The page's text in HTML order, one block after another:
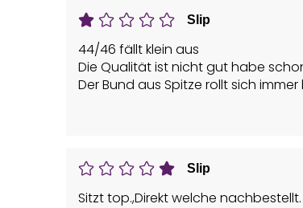
Slip
44/46 fällt klein aus
Die Qualität ist nicht gut habe
Der Bund aus Spitze rollt sich
Slip
Sitzt top.,Direkt welche nachbestellt.